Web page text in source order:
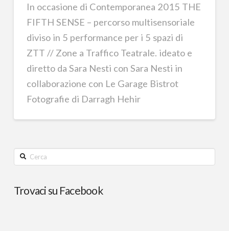
In occasione di Contemporanea 2015 THE
FIFTH SENSE – percorso multisensoriale
diviso in 5 performance per i 5 spazi di
ZTT // Zone a Traffico Teatrale. ideato e
diretto da Sara Nesti con Sara Nesti in
collaborazione con Le Garage Bistrot
Fotografie di Darragh Hehir
Cerca
Trovaci su Facebook